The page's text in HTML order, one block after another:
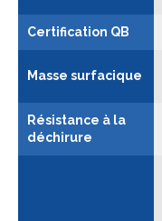
Certification QB
Masse surfacique
Résistance à la
déchirure